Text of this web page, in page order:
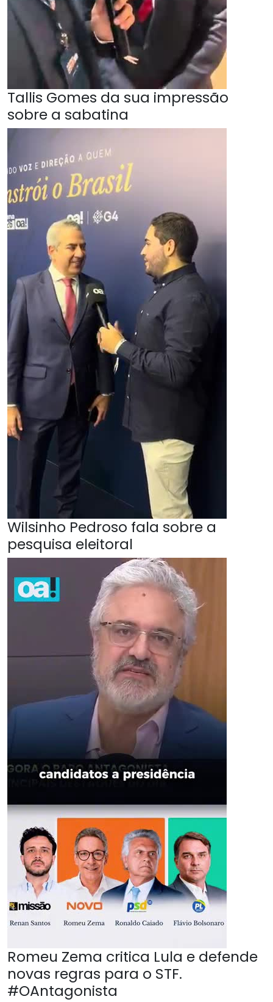
Tallis Gomes da sua impressão
sobre a sabatina
Wilsinho Pedroso fala sobre a
pesquisa eleitoral
Romeu Zema critica Lula e defende
novas regras para o STF.
#OAntagonista